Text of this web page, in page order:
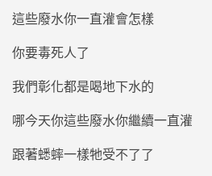
這些廢水你一直灌會怎樣
你要毒死人了
我們彰化都是喝地下水的
哪今天你這些廢水你繼續一直灌
跟著蟋蟀一樣牠受不了了